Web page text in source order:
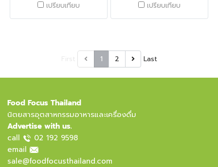
เปรียบเทียบ
เปรียบเทียบ
1 2 Last
Food Focus Thailand
นิตยสารอุตสาหกรรมอาหารและเครื่องดื่ม
Advertise with us.
call
02 192 9598
email
sale@foodfocusthailand.com